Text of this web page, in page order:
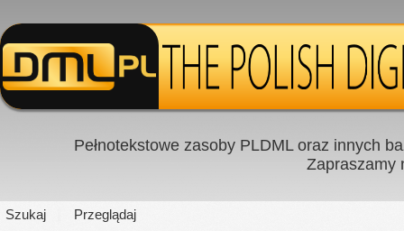
Pełnotekstowe zasoby PLDML oraz innych
Zapraszamy
Szukaj Przeglądaj